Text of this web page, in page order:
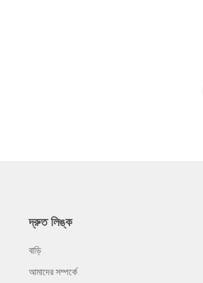
দ্রুত লিঙ্ক
বাড়ি
আমাদের সম্পর্কে